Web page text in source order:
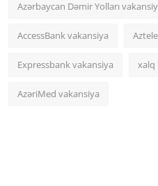
Azərbaycan Dəmir Yolları
AccessBank vakansiya
Expressbank vakansiya xalq
AzəriMed vakansiya